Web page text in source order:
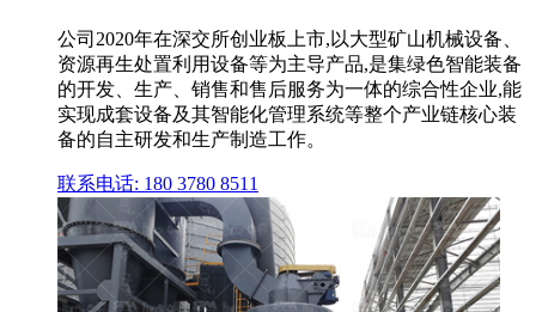
公司2020年在深交所创业板上市,以大型矿山机械设备、
资源再生处置利用设备等为主导产品,是集绿色智能装备
的开发、生产、销售和售后服务为一体的综合性企业,能
实现成套设备及其智能化管理系统等整个产业链核心装
备的自主研发和生产制造工作。
联系电话: 180 3780 8511